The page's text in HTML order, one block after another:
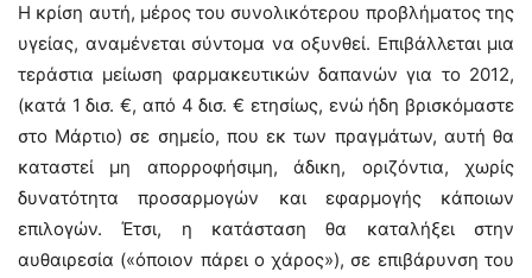
Η κρίση αυτή, μέρος του συνολικότερου προβλήματος της
υγείας, αναμένεται σύντομα να οξυνθεί. Επιβάλλεται μια
τεράστια μείωση φαρμακευτικών δαπανών για το 2012,
(κατά 1 δισ. €, από 4 δισ. € ετησίως, ενώ ήδη βρισκόμαστε
στο Μάρτιο) σε σημείο, που εκ των πραγμάτων, αυτή θα
καταστεί μη απορροφήσιμη, άδικη, οριζόντια, χωρίς
δυνατότητα προσαρμογών και εφαρμογής κάποιων
επιλογών. Έτσι, η κατάσταση θα καταλήξει στην
αυθαιρεσία («όποιον πάρει ο χάρος»), σε επιβάρυνση του